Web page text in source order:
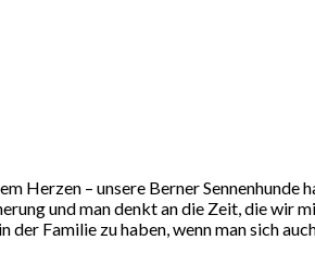
Herzen – unsere Berner Sennenhunde
und man denkt an die Zeit, die wir
der Familie zu haben, wenn man sich